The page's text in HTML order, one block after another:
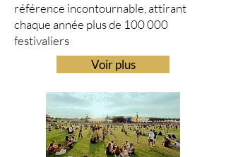
référence incontournable, attirant
chaque année plus de 100 000
festivaliers
Voir plus